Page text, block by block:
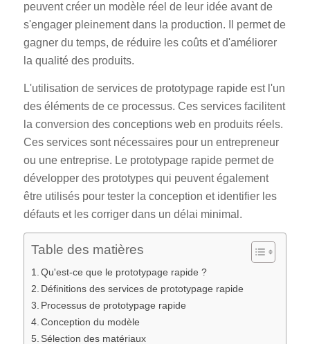
peuvent créer un modèle réel de leur idée avant de
s'engager pleinement dans la production. Il permet de
gagner du temps, de réduire les coûts et d'améliorer
la qualité des produits.
L'utilisation de services de prototypage rapide est l'un
des éléments de ce processus. Ces services facilitent
la conversion des conceptions web en produits réels.
Ces services sont nécessaires pour un entrepreneur
ou une entreprise. Le prototypage rapide permet de
développer des prototypes qui peuvent également
être utilisés pour tester la conception et identifier les
défauts et les corriger dans un délai minimal.
Table des matières
Qu'est-ce que le prototypage rapide ?
Définitions des services de prototypage rapide
Processus de prototypage rapide
Conception du modèle
Sélection des matériaux